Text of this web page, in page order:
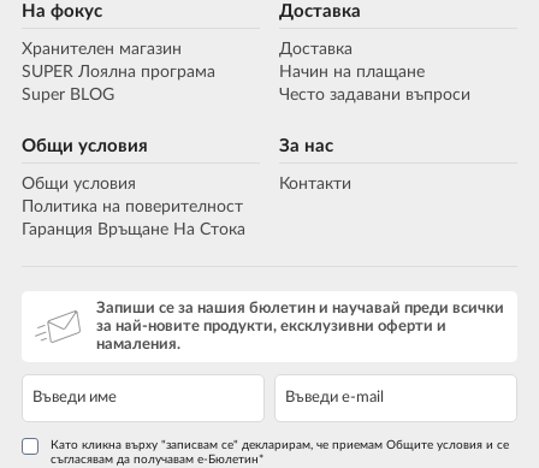
На фокус
Хранителен магазин
SUPER Лоялна програма
Super BLOG
Доставка
Доставка
Начин на плащане
Често задавани въпроси
Общи условия
Общи условия
Политика на поверителност
Гаранция Връщане На Стока
За нас
Контакти
Запиши се за нашия бюлетин и научавай преди всички
за най-новите продукти, ексклузивни оферти и
намаления.
Като кликна върху "записвам се" декларирам, че приемам Общите условия и се
съгласявам да получавам е-Бюлетин*